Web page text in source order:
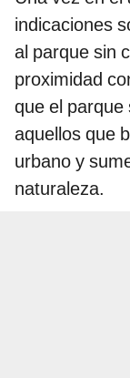
indicaciones
al parque sin
proximidad
que el parque
aquellos que
urbano y
naturaleza.